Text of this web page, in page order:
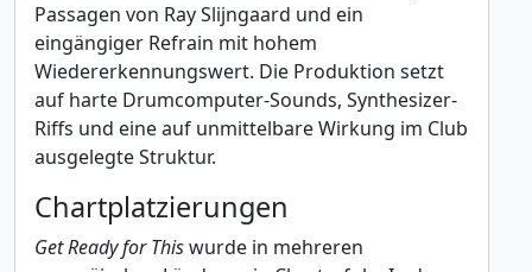
Passagen von Ray Slijngaard und ein
eingängiger Refrain mit hohem
Wiedererkennungswert. Die Produktion setzt
auf harte Drumcomputer-Sounds, Synthesizer-
Riffs und eine auf unmittelbare Wirkung im Club
ausgelegte Struktur.
Chartplatzierungen
Get Ready for Thiswurde in mehreren